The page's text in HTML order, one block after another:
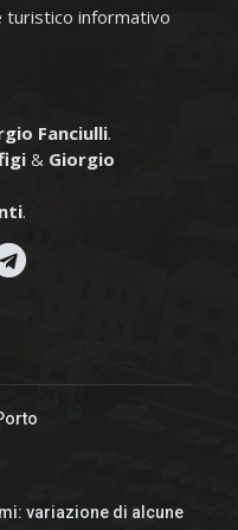
turistico informativo
Fanciulli.
& Giorgio
.
variazione di alcune